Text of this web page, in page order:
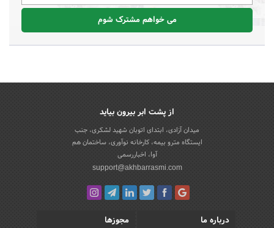
می خواهم مشترک شوم
از پشت ابر بیرون بیاید
میدان آزادی، ابتدای اتوبان شهید لشکری، جنب
ایستگاه مترو بیمه، کارخانه نوآوری، ساختمان هم
آوا، اخباررسمی
support@akhbarrasmi.com
درباره ما
مجوزها